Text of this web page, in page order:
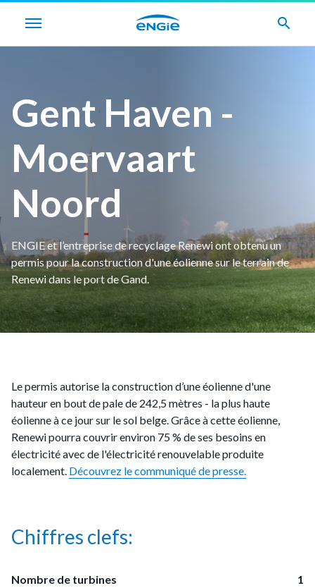
search
Gent Haven -
Moervaart
Noord
ENGIE et l’entreprise de recyclage Renewi ont obtenu un
permis pour la construction d'une éolienne sur le terrain de
Renewi dans le port de Gand.
Le permis autorise la construction d’une éolienne d'une
hauteur en bout de pale de 242,5 mètres - la plus haute
éolienne à ce jour sur le sol belge. Grâce à cette éolienne,
Renewi pourra couvrir environ 75 % de ses besoins en
électricité avec de l'électricité renouvelable produite
localement. Découvrez le communiqué de presse.
Chiffres clefs:
Nombre de turbines 1